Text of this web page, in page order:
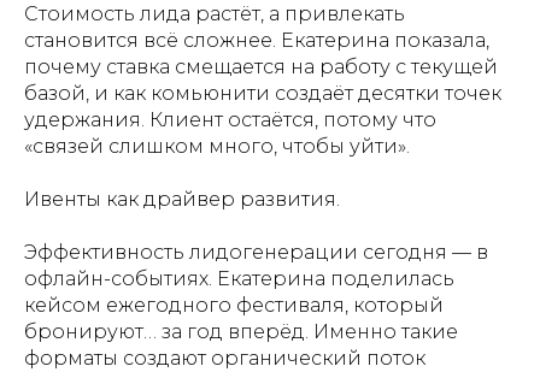
Стоимость лида растёт, а привлекать
становится всё сложнее. Екатерина показала,
почему ставка смещается на работу с текущей
базой, и как комьюнити создаёт десятки точек
удержания. Клиент остаётся, потому что
«связей слишком много, чтобы уйти».
Ивенты как драйвер развития.
Эффективность лидогенерации сегодня — в
офлайн-событиях. Екатерина поделилась
кейсом ежегодного фестиваля, который
бронируют… за год вперёд. Именно такие
форматы создают органический поток